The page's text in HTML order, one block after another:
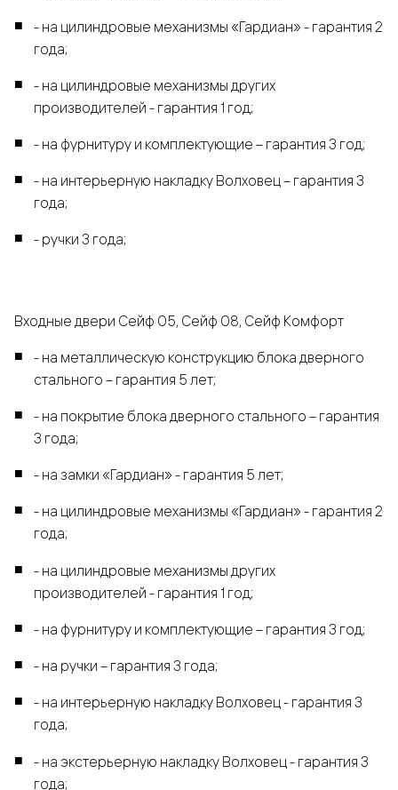
- на цилиндровые механизмы «Гардиан» - гарантия 2
года;
- на цилиндровые механизмы других
производителей - гарантия 1 год;
- на фурнитуру и комплектующие – гарантия 3 год;
- на интерьерную накладку Волховец – гарантия 3
года;
- ручки 3 года;
Входные двери Сейф 05, Сейф 08, Сейф Комфорт
- на металлическую конструкцию блока дверного
стального – гарантия 5 лет;
- на покрытие блока дверного стального – гарантия
3 года;
- на замки «Гардиан» - гарантия 5 лет;
- на цилиндровые механизмы «Гардиан» - гарантия 2
года;
- на цилиндровые механизмы других
производителей - гарантия 1 год;
- на фурнитуру и комплектующие – гарантия 3 год;
- на ручки – гарантия 3 года;
- на интерьерную накладку Волховец - гарантия 3
года;
- на экстерьерную накладку Волховец - гарантия 3
года;